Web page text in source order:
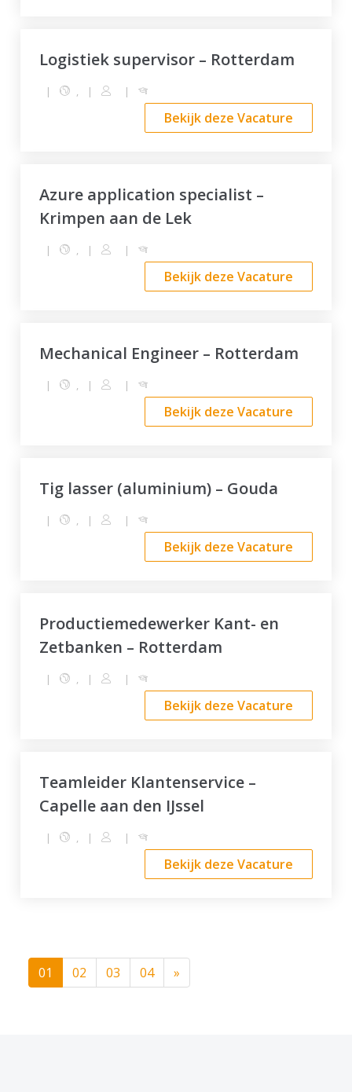
Logistiek supervisor – Rotterdam
| , | |
Bekijk deze Vacature
Azure application specialist –
Krimpen aan de Lek
| , | |
Bekijk deze Vacature
Mechanical Engineer – Rotterdam
| , | |
Bekijk deze Vacature
Tig lasser (aluminium) – Gouda
| , | |
Bekijk deze Vacature
Productiemedewerker Kant- en
Zetbanken – Rotterdam
| , | |
Bekijk deze Vacature
Teamleider Klantenservice –
Capelle aan den IJssel
| , | |
Bekijk deze Vacature
01 (current)
02 03 04 »